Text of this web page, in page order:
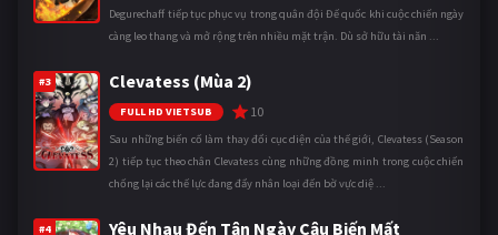
Degurechaff tiếp tục phục vụ trong quân đội Đế quốc khi cuộc chiến ngày
càng leo thang và mở rộng trên nhiều mặt trận. Dù sở hữu tài năn ...
#3 Clevatess (Mùa 2)
FULL HD VIETSUB 10
Sau những biến cố làm thay đổi cục diện của thế giới, Clevatess (Season
2) tiếp tục theo chân Clevatess cùng những đồng minh trong cuộc chiến
chống lại các thế lực đang đẩy nhân loại đến bờ vực diệ ...
#4 Yêu Nhau Đến Tận Ngày Cậu Biến Mất